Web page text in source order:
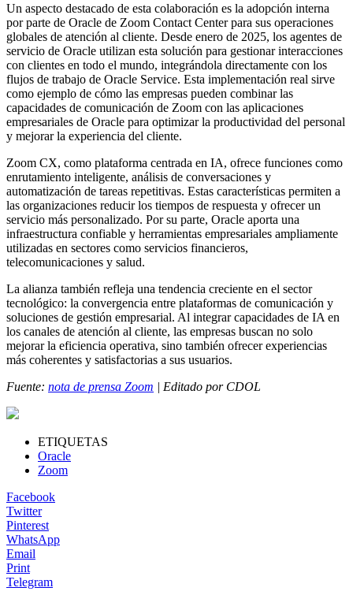
Un aspecto destacado de esta colaboración es la adopción interna
por parte de Oracle de Zoom Contact Center para sus operaciones
globales de atención al cliente. Desde enero de 2025, los agentes de
servicio de Oracle utilizan esta solución para gestionar interacciones
con clientes en todo el mundo, integrándola directamente con los
flujos de trabajo de Oracle Service. Esta implementación real sirve
como ejemplo de cómo las empresas pueden combinar las
capacidades de comunicación de Zoom con las aplicaciones
empresariales de Oracle para optimizar la productividad del personal
y mejorar la experiencia del cliente.
Zoom CX, como plataforma centrada en IA, ofrece funciones como
enrutamiento inteligente, análisis de conversaciones y
automatización de tareas repetitivas. Estas características permiten a
las organizaciones reducir los tiempos de respuesta y ofrecer un
servicio más personalizado. Por su parte, Oracle aporta una
infraestructura confiable y herramientas empresariales ampliamente
utilizadas en sectores como servicios financieros,
telecomunicaciones y salud.
La alianza también refleja una tendencia creciente en el sector
tecnológico: la convergencia entre plataformas de comunicación y
soluciones de gestión empresarial. Al integrar capacidades de IA en
los canales de atención al cliente, las empresas buscan no solo
mejorar la eficiencia operativa, sino también ofrecer experiencias
más coherentes y satisfactorias a sus usuarios.
Fuente: nota de prensa Zoom | Editado por CDOL
ETIQUETAS
Oracle
Zoom
Facebook
Twitter
Pinterest
WhatsApp
Email
Print
Telegram